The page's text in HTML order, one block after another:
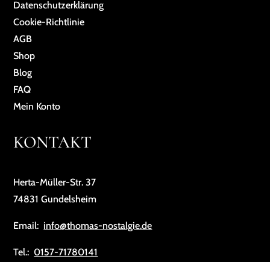
Da­ten­schutz­er­klä­rung
Cookie-Richtlinie
AGB
Shop
Blog
FAQ
Mein Konto
KONTAKT
Herta-Müller-Str. 37
74831 Gundelsheim
Email: info@thomas-nostalgie.de
Tel.: 0157-71780141